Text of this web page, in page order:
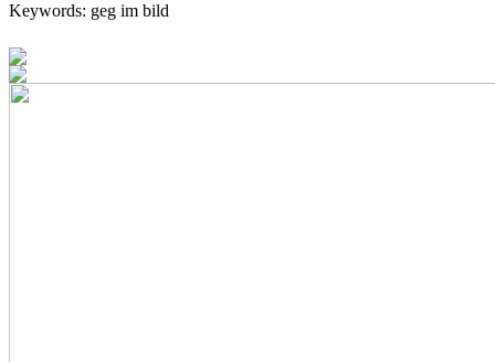
Keywords: geg im bild